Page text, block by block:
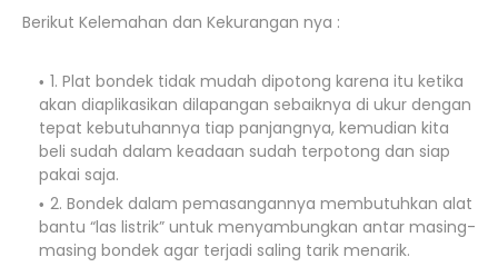
Berikut Kelemahan dan Kekurangan nya :
1. Plat bondek tidak mudah dipotong karena itu ketika
akan diaplikasikan dilapangan sebaiknya di ukur dengan
tepat kebutuhannya tiap panjangnya, kemudian kita
beli sudah dalam keadaan sudah terpotong dan siap
pakai saja.
2. Bondek dalam pemasangannya membutuhkan alat
bantu “las listrik” untuk menyambungkan antar masing-
masing bondek agar terjadi saling tarik menarik.